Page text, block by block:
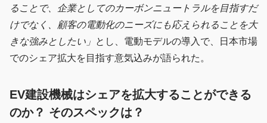
ることで、企業としてのカーボンニュートラルを目指すだ
けでなく、顧客の電動化のニーズにも応えられることを大
きな強みとしたい」 とし、電動モデルの導入で、日本市場
でのシェア拡大を目指す意気込みが語られた。
EV建設機械はシェアを拡大することができる
のか？ そのスペックは？